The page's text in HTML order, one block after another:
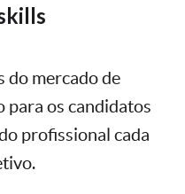
do mercado de
para os candidatos
profissional cada